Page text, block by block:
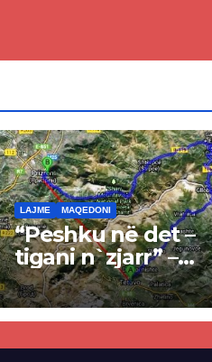
LAJME MAQEDONI
“Peshku në det –
tigani n`zjarr” –
Ende pa u kryer
projekti i tunelit,
komuna e Tetovës
nis punimet për